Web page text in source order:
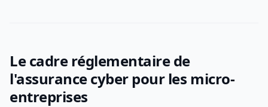
Le cadre réglementaire de
l'assurance cyber pour les micro-
entreprises